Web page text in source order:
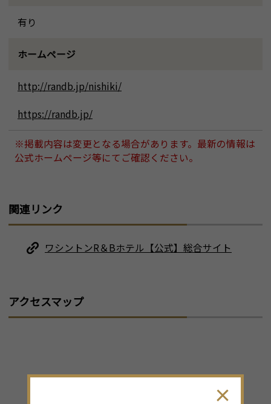
有り
ホームページ
http://randb.jp/nishiki/
https://randb.jp/
※掲載内容は変更となる場合があります。最新の情報は
公式ホームページ等にてご確認ください。
関連リンク
ワシントンR＆Bホテル【公式】総合サイト
アクセスマップ